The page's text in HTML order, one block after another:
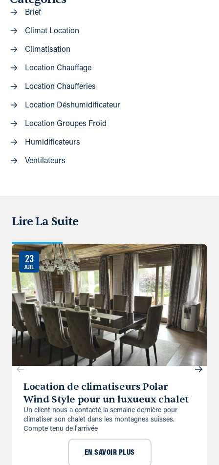
Brief
Climat Location
Climatisation
Location Chauffage
Location Chaufferies
Location Déshumidificateur
Location Groupes Froid
Humidificateurs
Ventilateurs
Lire La Suite
23
JUIL
Location de climatiseurs Polar
Wind Style pour un luxueux chalet
Un client nous a contacté la semaine dernière pour
climatiser son chalet dans les montagnes suisses.
Compte tenu de l'arrivée
EN SAVOIR PLUS